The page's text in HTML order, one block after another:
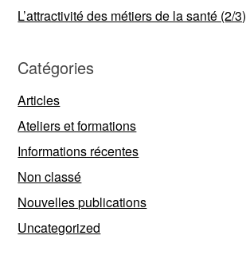
L’attractivité des métiers de la santé (2/3)
Catégories
Articles
Ateliers et formations
Informations récentes
Non classé
Nouvelles publications
Uncategorized